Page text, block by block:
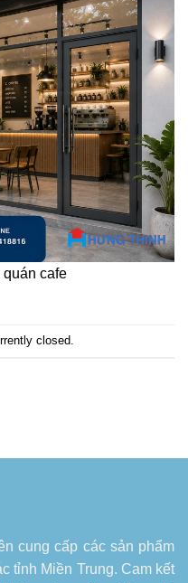
cafe
closed.
cung cấp các sản phẩm
tỉnh Miền Trung. Cam kết